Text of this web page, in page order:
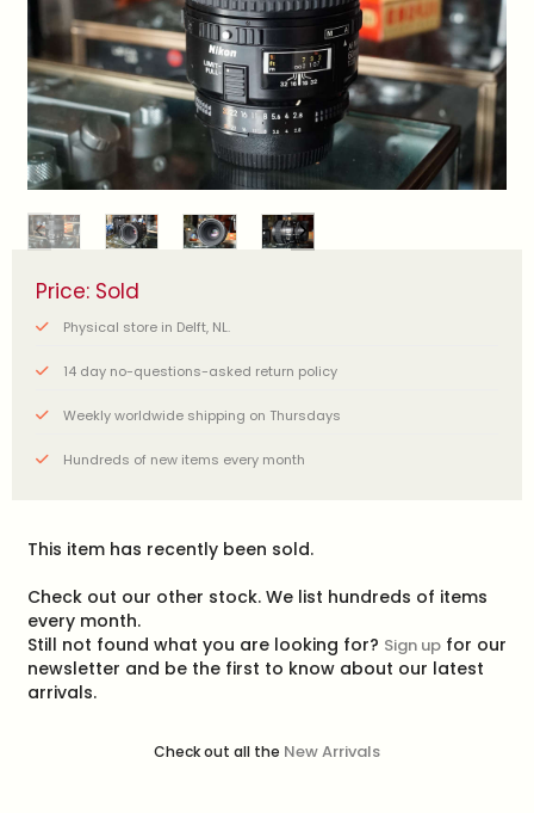
Price: Sold
Physical store in Delft, NL.
14 day no-questions-asked return policy
Weekly worldwide shipping on Thursdays
Hundreds of new items every month
This item has recently been sold.
Check out our other stock. We list hundreds of items
every month.
Still not found what you are looking for? Sign upfor our
newsletter and be the first to know about our latest
arrivals.
Check out all the New Arrivals